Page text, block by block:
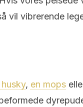
vil vibrerende
husky, en mops